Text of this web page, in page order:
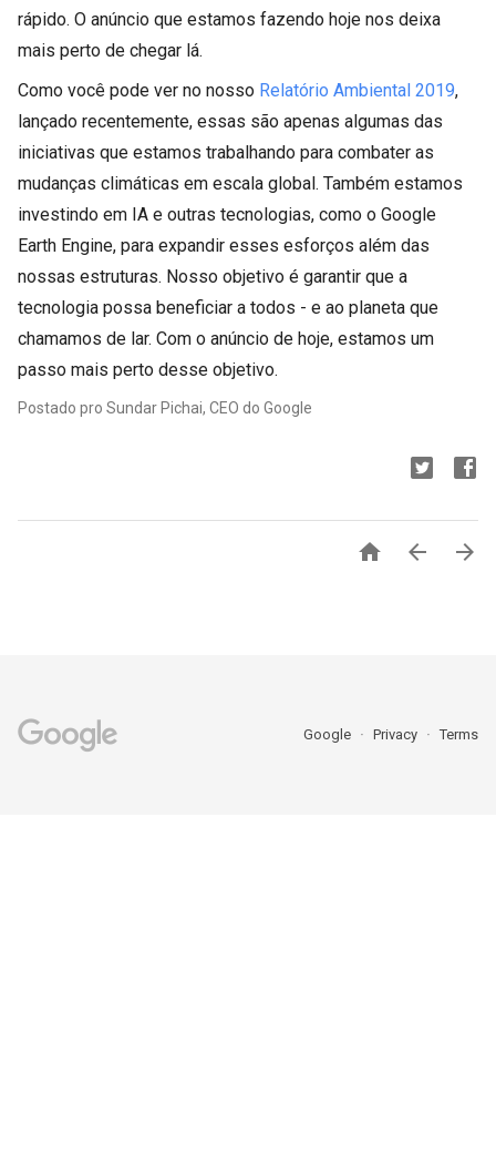
rápido. O anúncio que estamos fazendo hoje nos deixa
mais perto de chegar lá.
Como você pode ver no nosso Relatório Ambiental 2019,
lançado recentemente, essas são apenas algumas das
iniciativas que estamos trabalhando para combater as
mudanças climáticas em escala global. Também estamos
investindo em IA e outras tecnologias, como o Google
Earth Engine, para expandir esses esforços além das
nossas estruturas. Nosso objetivo é garantir que a
tecnologia possa beneficiar a todos - e ao planeta que
chamamos de lar. Com o anúncio de hoje, estamos um
passo mais perto desse objetivo.
Postado pro Sundar Pichai, CEO do Google
  
Google Privacy Terms